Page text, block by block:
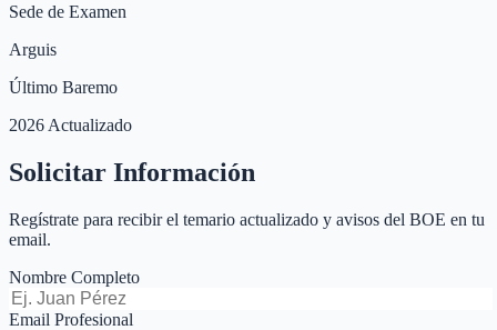
Sede de Examen
Arguis
Último Baremo
2026 Actualizado
Solicitar Información
Regístrate para recibir el temario actualizado y avisos del BOE en tu
email.
Nombre Completo
Email Profesional